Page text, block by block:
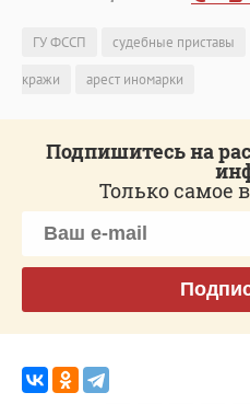
ГУ ФССП судебные приставы
кражи
арест иномарки
Подпишитесь на
Только самое